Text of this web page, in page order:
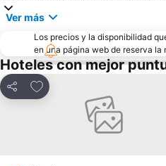
Ver más
Los precios y la disponibilidad
en una página web de reserva
Hoteles con mejor
Compartir
Agregar a favoritos